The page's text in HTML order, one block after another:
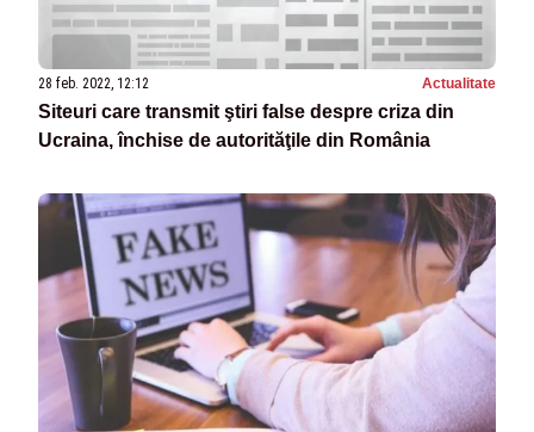
28 feb. 2022, 12:12 Actualitate
Siteuri care transmit ştiri false despre criza din
Ucraina, închise de autorităţile din România